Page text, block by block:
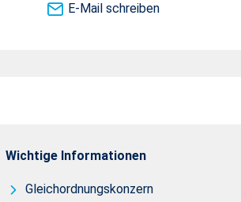
E-Mail schreiben
Wichtige Informationen
Gleichordnungskonzern